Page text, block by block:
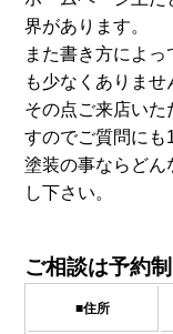
界があります。
また書き方によ
も少なくありませ
その点ご来店いた
すのでご質問にも
塗装の事ならどん
し下さい。
ご相談は予約制
■住所